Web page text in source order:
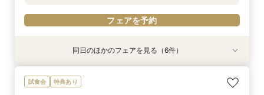
フェアを予約
特典あり
【和婚をお考えの方へ】1stステップ相談会◎挙
式会場見学&「和」の演出体験♪常陸牛と旬のお魚
【タイパ重視！60分で完結◎】会場案内＆相談
会
特典あり
【6名～30名の少人数婚】挙式＆会食Newプラ
ン誕生！無料試食付
【2件目以降に】ふたりの悩みを解消！徹底比較
相談会
特典あり
【1件目がお得】1stステップ相談&試食×予算相談
*ギフト券プレゼント
特典あり
＼茨城人気3会場一気に見学！／憧れ花嫁体験×
贅沢フィレ試食◎
同日のほかのフェアを見る（6件）
試食会 特典あり